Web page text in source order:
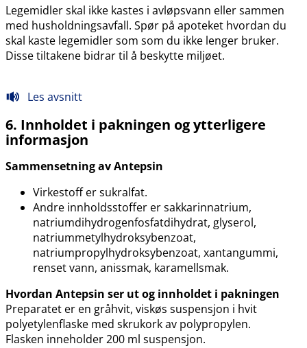
Legemidler skal ikke kastes i avløpsvann eller sammen
med husholdningsavfall. Spør på apoteket hvordan du
skal kaste legemidler som som du ikke lenger bruker.
Disse tiltakene bidrar til å beskytte miljøet.
Les avsnitt
6. Innholdet i pakningen og ytterligere
informasjon
Sammensetning av Antepsin
Virkestoff er sukralfat.
Andre innholdsstoffer er sakkarinnatrium,
natriumdihydrogenfosfatdihydrat, glyserol,
natriummetylhydroksybenzoat,
natriumpropylhydroksybenzoat, xantangummi,
renset vann, anissmak, karamellsmak.
Hvordan Antepsin ser ut og innholdet i pakningen
Preparatet er en gråhvit, viskøs suspensjon i hvit
polyetylenflaske med skrukork av polypropylen.
Flasken inneholder 200 ml suspensjon.